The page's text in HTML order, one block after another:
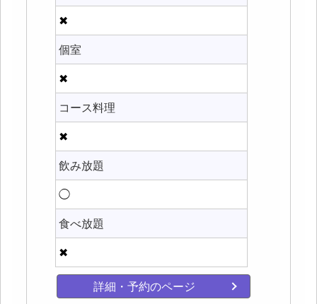
✖
個室
✖
コース料理
✖
飲み放題
◯
食べ放題
✖
詳細・予約のページ